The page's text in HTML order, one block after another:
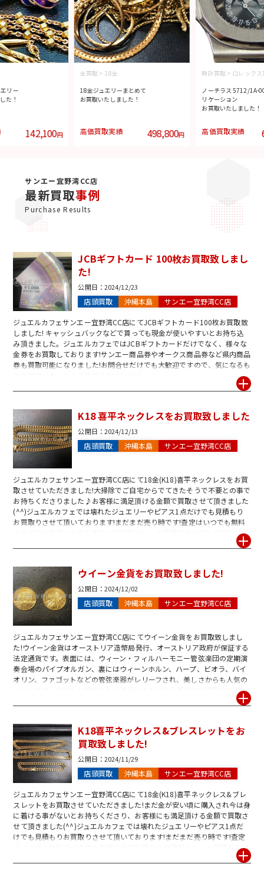
リー
た！
142,100円
金買取 > 18金
18金ジュエリーまとめて
お買取いたしました！
高価買取実績 498,800円
時計買取 > ロレックス
ノーチラス 5712/1A-
リケーション
お買取いたしました！
高価買取実績
サンエー宜野湾CC店
最新買取事例
Purchase Results
JCBギフトカード 100枚お買取致しまし
た!
公開日： 2024/12/23
店頭買取 沖縄本島 サンエー宜野湾CC店
ジュエルカフェサンエー宜野湾CC店にてJCBギフトカード100枚お買取致
しました! キャッシュバックなどで貰っても現金が使いやすいとお持ち込
み頂きました。ジュエルカフェではJCBギフトカードだけでなく、様々な
金券をお買取しております!サンエー商品券やオークス商品券など県内商品
券も買取可能になりました!お問合せだけでも大歓迎ですので、気になるも
K18 喜平ネックレスをお買取致しました
公開日： 2024/12/13
店頭買取 沖縄本島 サンエー宜野湾CC店
ジュエルカフェサンエー宜野湾CC店にて18金(K18)喜平ネックレスをお買
取させていただきました!大掃除でご自宅からでてきたそうで不要との事で
お持ちくださりました♪お客様に満足頂ける金額で買取させて頂きました
(^^)ジュエルカフェでは壊れたジュエリーやピアス1点だけでも見積もり
お買取りさせて頂いております!まだまだ売り時です!査定はいつでも無料
ですのでお気軽にお立ち寄りご相談下さい。お見積りだけでも大歓迎です
ウイーン金貨をお買取致しました!
公開日： 2024/12/02
店頭買取 沖縄本島 サンエー宜野湾CC店
ジュエルカフェサンエー宜野湾CC店にてウイーン金貨をお買取致しまし
た!ウイーン金貨はオーストリア造幣局発行、オーストリア政府が保証する
法定通貨です。表面には、ウィーン・フィルハーモニー管弦楽団の定期演
奏会場のパイプオルガン、裏にはウィーンホルン、ハープ、ビオラ、バイ
オリン、ファゴットなどの管弦楽器がレリーフされ、美しさからも人気の
コインです。本日もお客様にもご満足いただける金額でのお買取となりま
した!査定はいつでも無料です!ご自宅に眠っている金貨がございました
スタッフ一同心よりお待ちしております。
K18喜平ネックレス&ブレスレットをお
買取致しました!
公開日： 2024/11/29
店頭買取 沖縄本島 サンエー宜野湾CC店
ジュエルカフェサンエー宜野湾CC店にて18金(K18)喜平ネックレス&ブレ
スレットをお買取させていただきました!まだ金が安い頃に購入され今は身
に着ける事がないとお持ちくださり、お客様にも満足頂ける金額で買取さ
せて頂きました(^^)ジュエルカフェでは壊れたジュエリーやピアス1点だ
けでも見積もりお買取りさせて頂いております!まだまだ売り時です!査定
はいつでも無料ですのでお気軽にお立ち寄りご相談下さい。お見積りだけ
でも大歓迎です♪スタッフ一同皆様のご来店を心よりお待ちしております!